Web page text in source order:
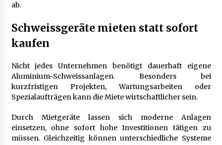
ab.
Schweissgeräte mieten statt sofort
kaufen
Nicht jedes Unternehmen benötigt dauerhaft eigene
Aluminium-Schweissanlagen. Besonders bei
kurzfristigen Projekten, Wartungsarbeiten oder
Spezialaufträgen kann die Miete wirtschaftlicher sein.
Durch Mietgeräte lassen sich moderne Anlagen
einsetzen, ohne sofort hohe Investitionen tätigen zu
müssen. Gleichzeitig können unterschiedliche Systeme